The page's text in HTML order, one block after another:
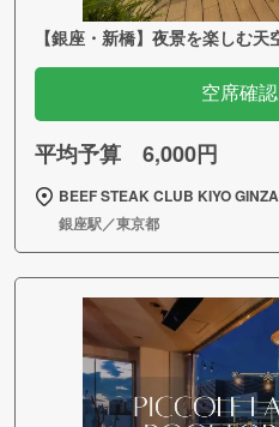
【銀座・新橋】夜景を楽しむ
空席確
平均予算 6,000円
BEEF STEAK CLUB KIYO GINZA
銀座駅／東京都